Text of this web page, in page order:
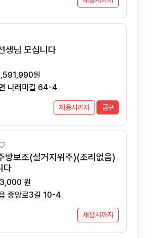
생님 모십니다
조건 : 월급 2,591,990원
나래미길 64-4
채용시까지 급구
방보조(설거지위주)(조리없음)
다
조건 : 시급 13,000 원
중앙로3길 10-4
채용시까지